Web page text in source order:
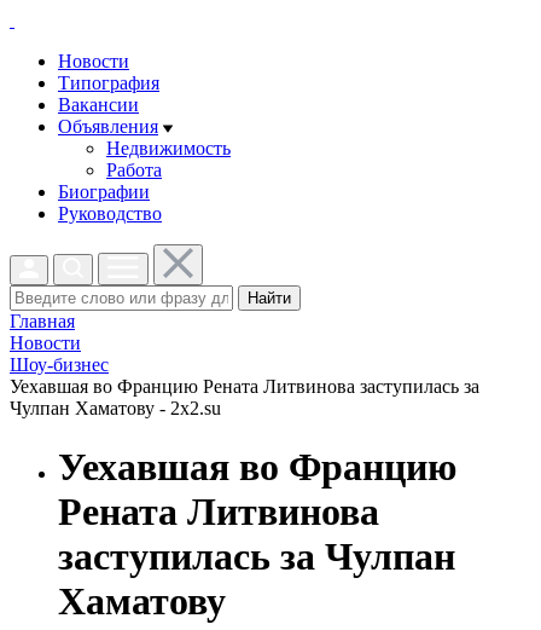
Новости
Типография
Вакансии
Объявления
Недвижимость
Работа
Биографии
Руководство
Найти
Главная
Новости
Шоу-бизнес
Уехавшая во Францию Рената Литвинова заступилась за
Чулпан Хаматову - 2x2.su
Уехавшая во Францию
Рената Литвинова
заступилась за Чулпан
Хаматову